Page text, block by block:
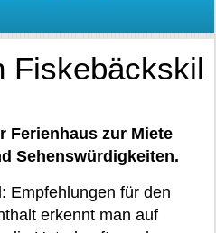
Fiskebäckskil
Ferienhaus zur Miete
Sehenswürdigkeiten.
Empfehlungen für den
erkennt man auf